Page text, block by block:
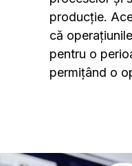
producție.
că
pentru o
permițând o